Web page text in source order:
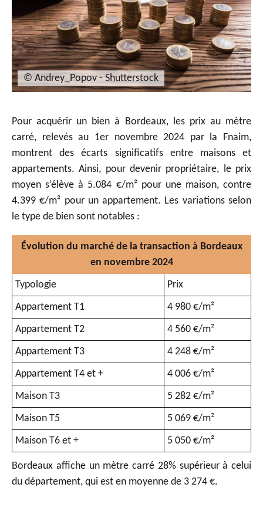
© Andrey_Popov - Shutterstock
Pour acquérir un bien à Bordeaux, les prix au mètre
carré, relevés au 1er novembre 2024 par la Fnaim,
montrent des écarts significatifs entre maisons et
appartements. Ainsi, pour devenir propriétaire, le prix
moyen s’élève à 5.084 €/m² pour une maison, contre
4.399 €/m² pour un appartement. Les variations selon
le type de bien sont notables :
Évolution du marché de la transaction à Bordeaux
en novembre 2024
Typologie
Prix
Appartement T1
4 980 €/m²
Appartement T2
4 560 €/m²
Appartement T3
4 248 €/m²
Appartement T4 et +
4 006 €/m²
Maison T3
5 282 €/m²
Maison T5
5 069 €/m²
Maison T6 et +
5 050 €/m²
Bordeaux affiche un mètre carré 28% supérieur à celui
du département, qui est en moyenne de 3 274 €.